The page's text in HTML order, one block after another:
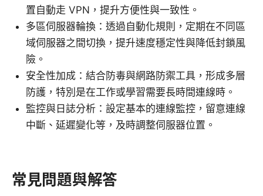
置自動走 VPN，提升方便性與一致性。
多區伺服器輪換：透過自動化規則，定期在不同區
域伺服器之間切換，提升速度穩定性與降低封鎖風
險。
安全性加成：結合防毒與網路防禦工具，形成多層
防護，特別是在工作或學習需要長時間連線時。
監控與日誌分析：設定基本的連線監控，留意連線
中斷、延遲變化等，及時調整伺服器位置。
常見問題與解答